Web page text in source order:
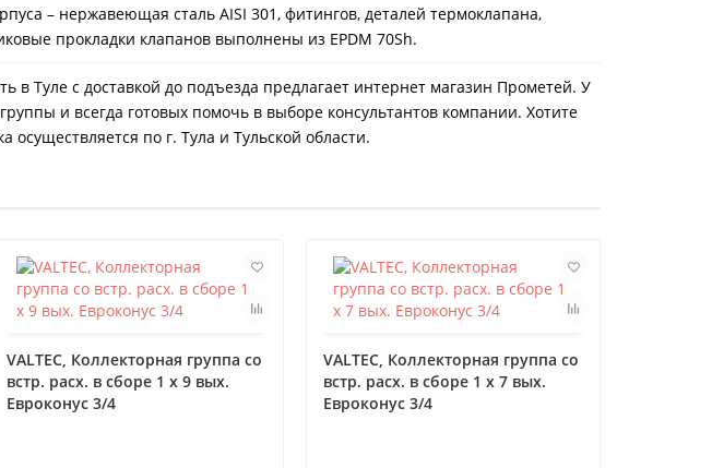
– нержавеющая сталь AISI 301, фитингов, деталей термоклапана,
прокладки клапанов выполнены из EPDM 70Sh.
в Туле с доставкой до подъезда предлагает интернет магазин Прометей. У
и всегда готовых помочь в выборе консультантов компании. Хотите
по г. Тула и Тульской области.
VALTEC, Коллекторная группа со
встр. расх. в сборе 1 х 9 вых.
Eвроконус 3/4
VALTEC, Коллекторная группа со
встр. расх. в сборе 1 х 7 вых.
Eвроконус 3/4